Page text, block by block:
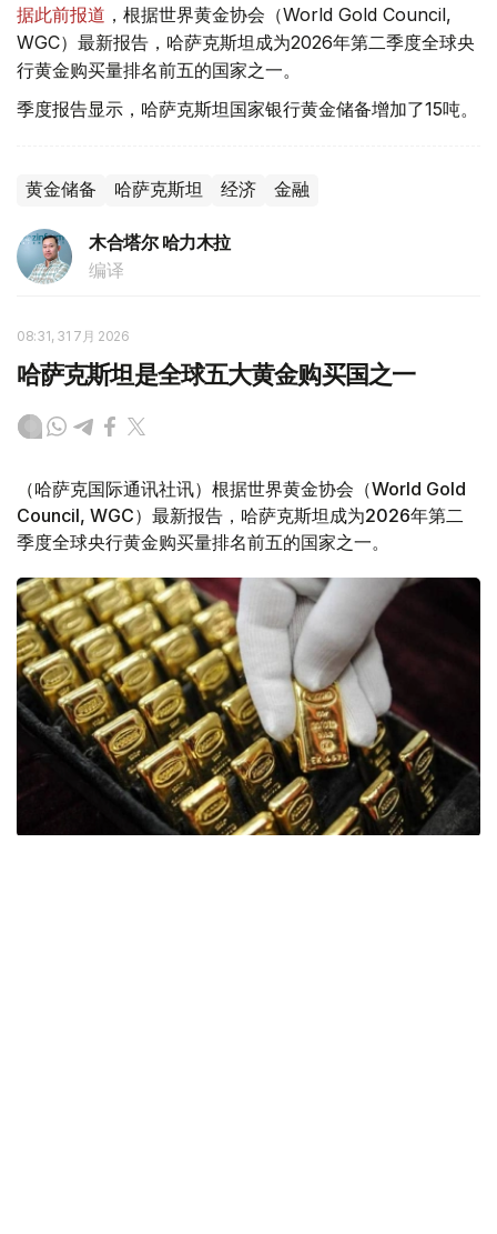
据此前报道 ，根据世界黄金协会（World Gold Council,
WGC）最新报告，哈萨克斯坦成为2026年第二季度全球央
行黄金购买量排名前五的国家之一。
季度报告显示，哈萨克斯坦国家银行黄金储备增加了15吨。
黄金储备 哈萨克斯坦 经济 金融
木合塔尔 哈力木拉
编译
08:31, 31 7月 2026
哈萨克斯坦是全球五大黄金购买国之一
（哈萨克国际通讯社讯）根据世界黄金协会（World Gold
Council, WGC）最新报告，哈萨克斯坦成为2026年第二
季度全球央行黄金购买量排名前五的国家之一。